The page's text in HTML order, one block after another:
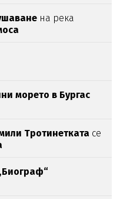
на река
морето в Бургас
Тротинетката се